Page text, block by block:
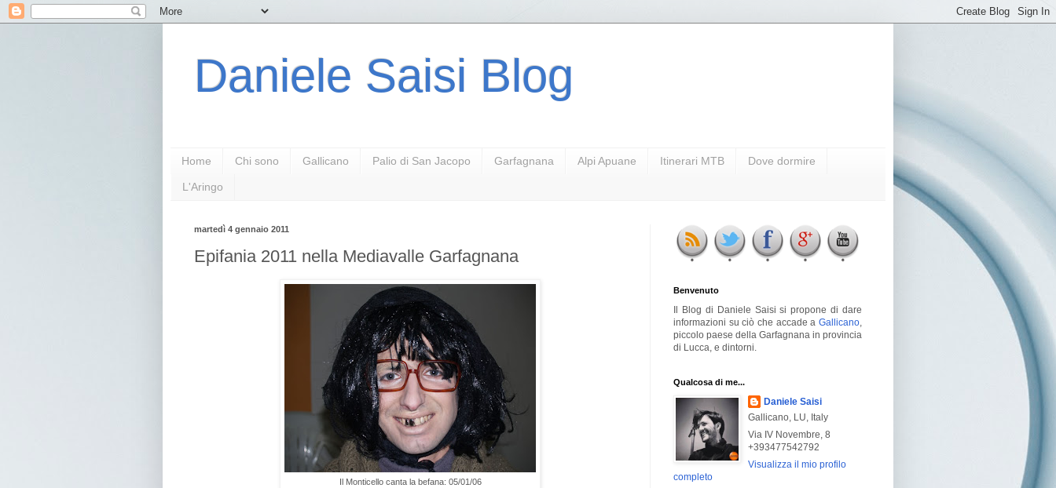
Daniele Saisi Blog
Home Chi sono Gallicano Palio di San Jacopo Garfagnana Alpi Apuane Itinerari MTB Dove dormire
L'Aringo
martedì 4 gennaio 2011
Epifania 2011 nella Mediavalle Garfagnana
Il Monticello canta la befana: 05/01/06
Benvenuto
Il Blog di Daniele Saisi si propone di dare
informazioni su ciò che accade a Gallicano
piccolo paese della Garfagnana in provincia
di Lucca, e dintorni.
Qualcosa di me...
Daniele Saisi
Gallicano, LU, Italy
Via IV Novembre, 8
+393477542792
Visualizza il mio profilo
completo